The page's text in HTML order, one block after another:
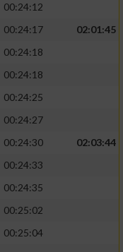
00:24:12
00:24:17
02:01:45
00:24:18
00:24:18
00:24:25
00:24:27
00:24:30
02:03:44
00:24:33
00:24:35
00:25:02
00:25:04